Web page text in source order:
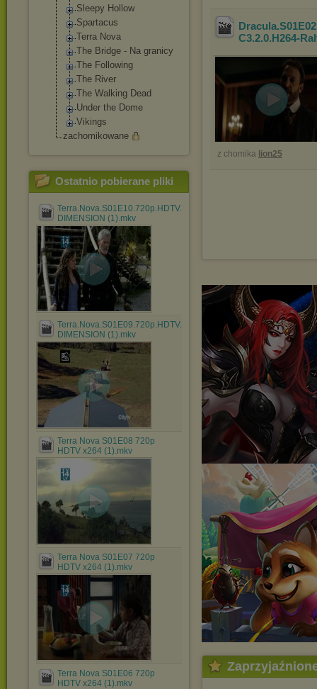
Sleepy Hollow
Spartacus
Terra Nova
The Bridge - Na granicy
The Following
The River
The Walking Dead
Under the Dome
Vikings
zachomikowane
Ostatnio pobierane pliki
Terra.Nova.S01E10.720p.HDTV.X264-
DIMENSION (1).mkv
Terra.Nova.S01E09.720p.HDTV.X264-
DIMENSION (1).mkv
Terra Nova S01E08 720p
HDTV x264 (1).mkv
Terra Nova S01E07 720p
HDTV x264 (1).mkv
Terra Nova S01E06 720p
HDTV x264 (1).mkv
C3.2.0.H264-
z chomika lion25